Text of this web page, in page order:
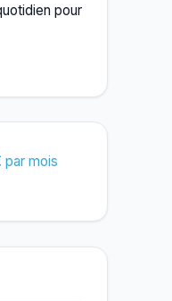
pour